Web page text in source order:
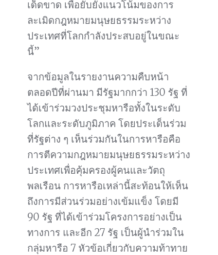
เด็ดขาด เพื่อยับยั้งแนวโน้มของการ
ละเมิดกฎหมายมนุษยธรรมระหว่าง
ประเทศที่โลกกำลังประสบอยู่ในขณะ
นี้”
จากข้อมูลในรายงานความคืบหน้า
ตลอดปีที่ผ่านมา มีรัฐมากกว่า 130 รัฐ ที่
ได้เข้าร่วมวงประชุมหารือทั้งในระดับ
โลกและระดับภูมิภาค โดยประเด็นร่วม
ที่รัฐต่าง ๆ เห็นร่วมกันในการหารือคือ
การตีความกฎหมายมนุษยธรรมระหว่าง
ประเทศเพื่อคุ้มครองผู้คนและวัตถุ
พลเรือน การหารือเหล่านี้สะท้อนให้เห็น
ถึงการมีส่วนร่วมอย่างเข้มแข็ง โดยมี
90 รัฐ ที่ได้เข้าร่วมโครงการอย่างเป็น
ทางการ และอีก 27 รัฐ เป็นผู้นำร่วมใน
กลุ่มหารือ 7 หัวข้อเกี่ยวกับความท้าทาย